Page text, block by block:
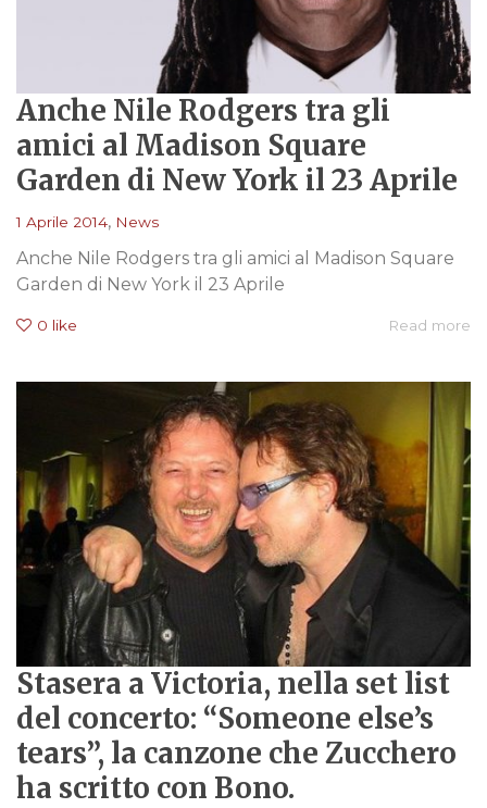
Anche Nile Rodgers tra gli
amici al Madison Square
Garden di New York il 23 Aprile
1 Aprile 2014, News
Anche Nile Rodgers tra gli amici al Madison Square
Garden di New York il 23 Aprile
0 like Read more
Stasera a Victoria, nella set list
del concerto: “Someone else’s
tears”, la canzone che Zucchero
ha scritto con Bono.